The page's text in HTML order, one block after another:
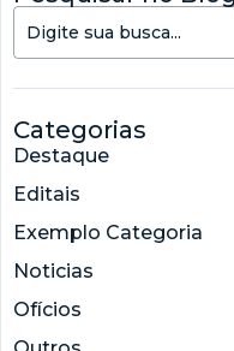
Categorias
Destaque
Editais
Exemplo Categoria
Noticias
Ofícios